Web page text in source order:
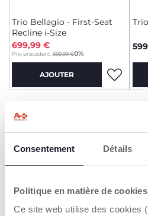
Consentement Détails
Politique en matière de cookies
Ce site web utilise des cookies
Trio Bellagio - First-Seat
Recline i-Size
Prix précédent :699,99 €0%
to
699,99 €
AJOUTER
2=3